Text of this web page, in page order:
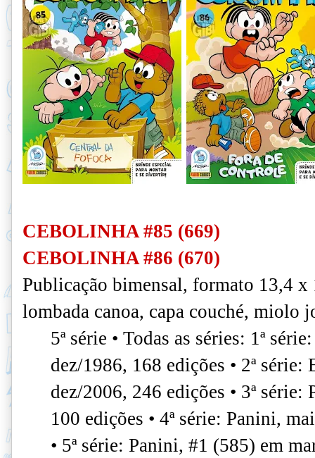
CEBOLINHA #85 (669)
CEBOLINHA #86 (670)
Publicação bimensal, formato 13,4 x
lombada canoa, capa couché, miolo
5ª série • Todas as séries: 1ª
dez/1986, 168 edições • 2ª
dez/2006, 246 edições • 3ª
100 edições • 4ª série: Panini,
• 5ª série: Panini, #1 (585) em